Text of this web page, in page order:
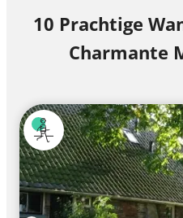
10 Prachtige
Charmante